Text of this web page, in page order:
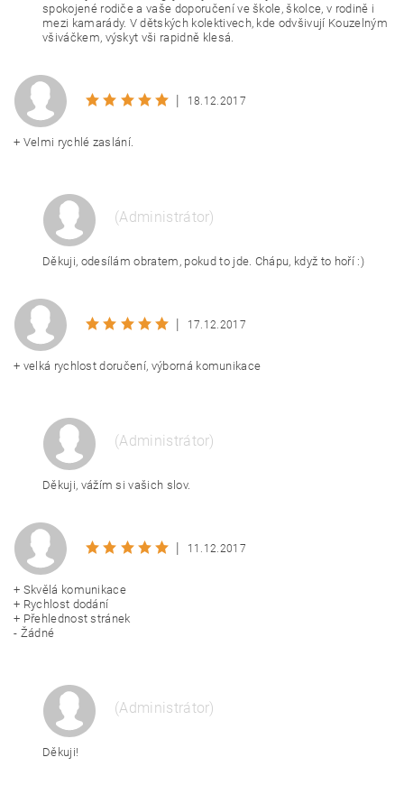
spokojené rodiče a vaše doporučení ve škole, školce, v rodině i
mezi kamarády. V dětských kolektivech, kde odvšivují Kouzelným
všiváčkem, výskyt vši rapidně klesá.
| 18.12.2017
+ Velmi rychlé zaslání.
(Administrátor)
Děkuji, odesílám obratem, pokud to jde. Chápu, když to hoří :)
| 17.12.2017
+ velká rychlost doručení, výborná komunikace
(Administrátor)
Děkuji, vážím si vašich slov.
| 11.12.2017
+ Skvělá komunikace
+ Rychlost dodání
+ Přehlednost stránek
- Žádné
(Administrátor)
Děkuji!